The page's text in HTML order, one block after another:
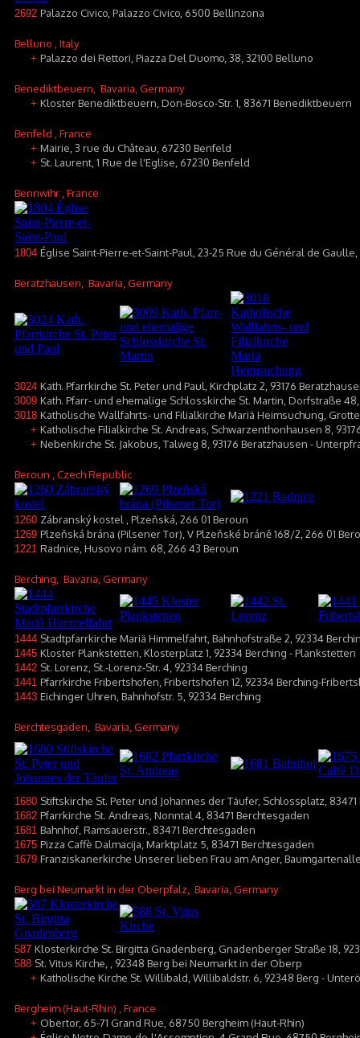
2692 Palazzo Civico, Palazzo Civico, 6500 Bellinzona
Belluno , Italy
+ Palazzo dei Rettori, Piazza Del Duomo, 38, 32100 Belluno
Benediktbeuern , Bavaria, Germany
+ Kloster Benediktbeuern, Don-Bosco-Str. 1, 83671 Benediktbeuern
Benfeld , France
+ Mairie, 3 rue du Château, 67230 Benfeld
+ St. Laurent, 1 Rue de l'Eglise, 67230 Benfeld
Bennwihr , France
1804 Église Saint-Pierre-et-Saint-Paul, 23-25 Rue du Général de
Beratzhausen , Bavaria, Germany
3024 Kath. Pfarrkirche St. Peter und Paul, Kirchplatz 2, 93176
3009 Kath. Pfarr- und ehemalige Schlosskirche St. Martin, Dorfstraße
3018 Katholische Wallfahrts- und Filialkirche Mariä Heimsuchung,
+ Katholische Filialkirche St. Andreas, Schwarzenthonhausen 8,
+ Nebenkirche St. Jakobus, Talweg 8, 93176 Beratzhausen -
Beroun , Czech Republic
1260 Zábranský kostel , Plzeňská, 266 01 Beroun
1269 Plzeňská brána (Pilsener Tor), V Plzeňské bráně 168/2, 266 01
1221 Radnice, Husovo nám. 68, 266 43 Beroun
Berching , Bavaria, Germany
1444 Stadtpfarrkirche Mariä Himmelfahrt, Bahnhofstraße 2, 92334
1445 Kloster Plankstetten, Klosterplatz 1, 92334 Berching - Plankstetten
1442 St. Lorenz, St.-Lorenz-Str. 4, 92334 Berching
1441 Pfarrkirche Fribertshofen, Fribertshofen 12, 92334 Berching-
1443 Eichinger Uhren, Bahnhofstr. 5, 92334 Berching
Berchtesgaden , Bavaria, Germany
1680 Stiftskirche St. Peter und Johannes der Täufer, Schlossplatz,
1682 Pfarrkirche St. Andreas, Nonntal 4, 83471 Berchtesgaden
1681 Bahnhof, Ramsauerstr., 83471 Berchtesgaden
1675 Pizza Caffè Dalmacija, Marktplatz 5, 83471 Berchtesgaden
1679 Franziskanerkirche Unserer lieben Frau am Anger,
Berg bei Neumarkt in der Oberpfalz , Bavaria, Germany
587 Klosterkirche St. Birgitta Gnadenberg, Gnadenberger Straße 18,
588 St. Vitus Kirche, , 92348 Berg bei Neumarkt in der Oberp
+ Katholische Kirche St. Willibald, Willibaldstr. 6, 92348 Berg -
Bergheim (Haut-Rhin) , France
+ Obertor, 65-71 Grand Rue, 68750 Bergheim (Haut-Rhin)